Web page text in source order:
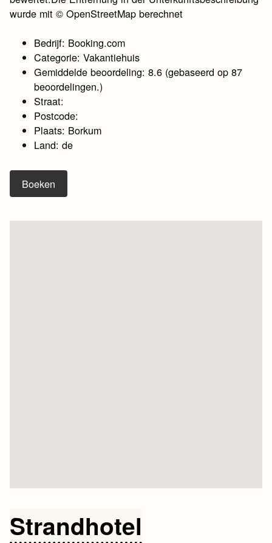
wurde mit © OpenStreetMap berechnet
Bedrijf: Booking.com
Categorie: Vakantiehuis
Gemiddelde beoordeling: 8.6 (gebaseerd op 87
beoordelingen.)
Straat:
Postcode:
Plaats: Borkum
Land: de
Boeken
Strandhotel